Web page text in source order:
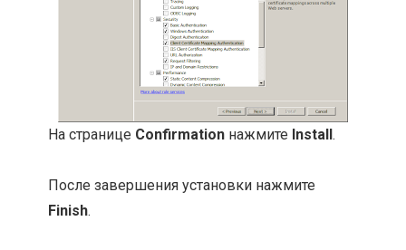
На странице Confirmation нажмите Install.
После завершения установки нажмите
Finish.